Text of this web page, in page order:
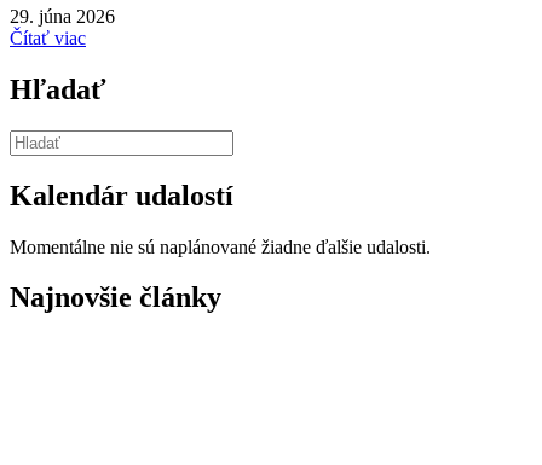
29. júna 2026
Čítať viac
Hľadať
Kalendár udalostí
Momentálne nie sú naplánované žiadne ďalšie udalosti.
Najnovšie články